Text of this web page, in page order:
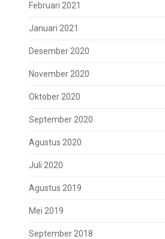
Februari 2021
Januari 2021
Desember 2020
November 2020
Oktober 2020
September 2020
Agustus 2020
Juli 2020
Agustus 2019
Mei 2019
September 2018